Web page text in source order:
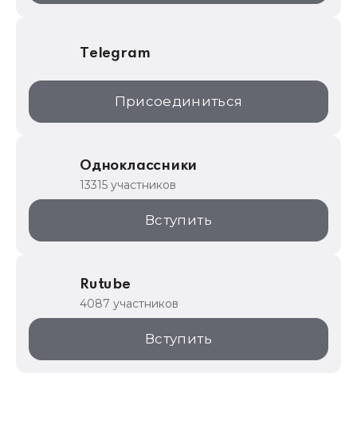
Telegram
Присоединиться
Одноклассники
13315 участников
Вступить
Rutube
4087 участников
Вступить